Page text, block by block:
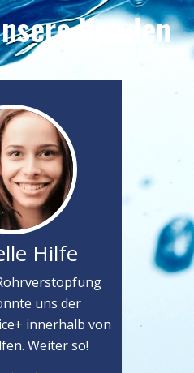
Kunden
Hilfe
uns der
innerhalb von
Weiter so!